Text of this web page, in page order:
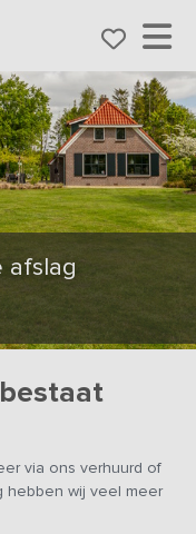
afslag
via ons verhuurd of
hebben wij veel meer